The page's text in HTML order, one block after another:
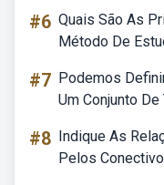
#6 Quais São As
Método De
#7 Podemos
Um Conjunto
#8 Indique As
Pelos